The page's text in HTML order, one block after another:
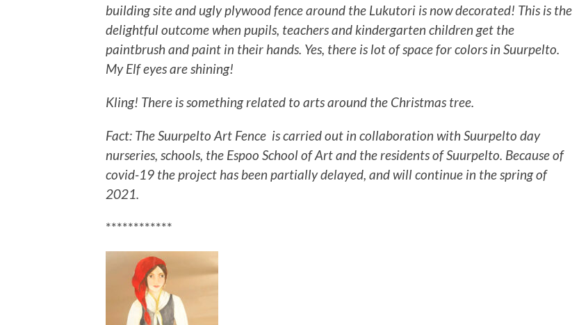
building site and ugly plywood fence around the Lukutori is now decorated! This is the
delightful outcome when pupils, teachers and kindergarten children get the
paintbrush and paint in their hands. Yes, there is lot of space for colors in Suurpelto.
My Elf eyes are shining!
Kling! There is something related to arts around the Christmas tree.
Fact: The Suurpelto Art Fence is carried out in collaboration with Suurpelto day
nurseries, schools, the Espoo School of Art and the residents of Suurpelto. Because of
covid-19 the project has been partially delayed, and will continue in the spring of
2021.
************